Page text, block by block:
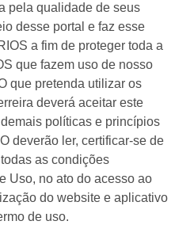
pela qualidade de seus
desse portal e faz esse
a fim de proteger toda a
que fazem uso de nosso
que pretenda utilizar os
deverá aceitar este
políticas e princípios
deverão ler, certificar-se de
as condições
Uso, no ato do acesso ao
do website e aplicativo
de uso.